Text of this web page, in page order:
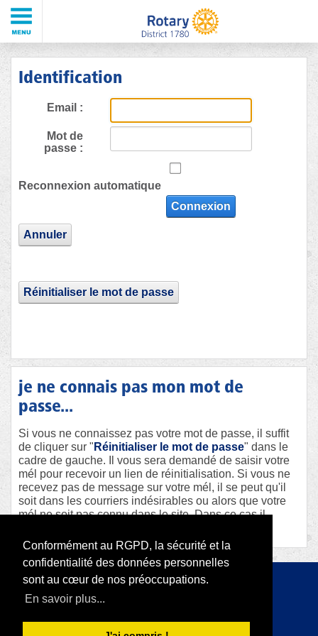
Conformément au RGPD, la sécurité et la
confidentialité des données personnelles
sont au cœur de nos préoccupations.
En savoir plus...
Identification
Email :
Mot de
passe :
Reconnexion automatique
Connexion
Annuler
Réinitialiser le mot de passe
je ne connais pas mon mot de
passe...
Si vous ne connaissez pas votre mot de passe, il suffit
de cliquer sur " Réinitialiser le mot de passe" dans le
cadre de gauche. Il vous sera demandé de saisir votre
mél pour recevoir un lien de réinitialisation. Si vous ne
recevez pas de message sur votre mél, il se peut qu'il
soit dans les courriers indésirables ou alors que votre
mél ne soit pas connu dans le site. Dans ce cas il
Copyright 2026 par RODI Platform
|